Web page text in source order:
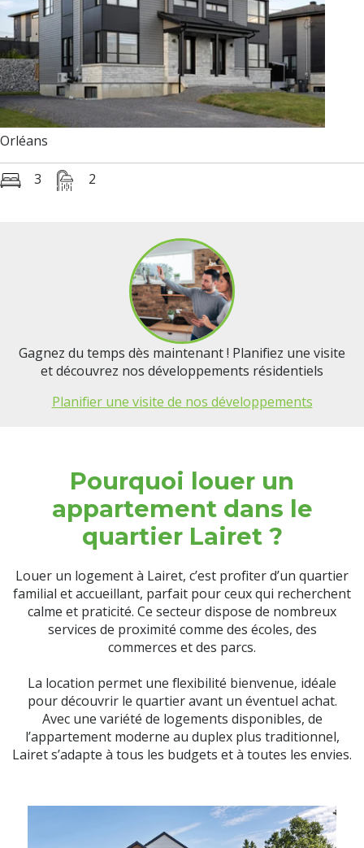
Orléans
3 2
Gagnez du temps dès maintenant ! Planifiez une visite
et découvrez nos développements résidentiels
Planifier une visite de nos développements
Pourquoi louer un
appartement dans le
quartier Lairet ?
Louer un logement à Lairet, c’est profiter d’un quartier
familial et accueillant, parfait pour ceux qui recherchent
calme et praticité. Ce secteur dispose de nombreux
services de proximité comme des écoles, des
commerces et des parcs.
La location permet une flexibilité bienvenue, idéale
pour découvrir le quartier avant un éventuel achat.
Avec une variété de logements disponibles, de
l’appartement moderne au duplex plus traditionnel,
Lairet s’adapte à tous les budgets et à toutes les envies.